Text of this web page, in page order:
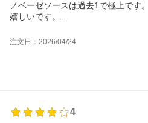
ノベーゼソースは過去1で極上です
嬉しいです。
注文日：2026/04/24
4